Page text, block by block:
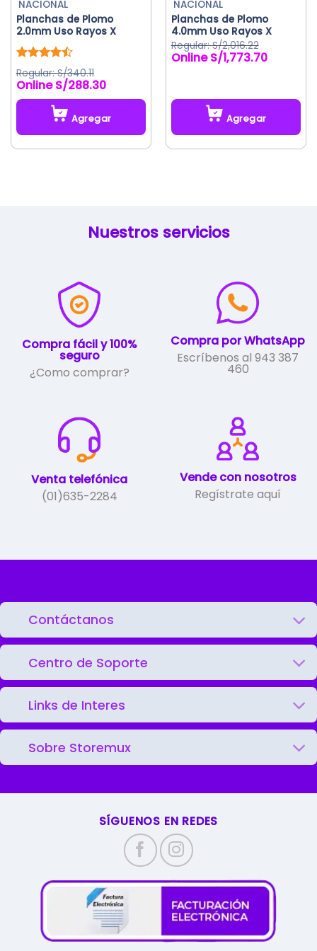
página
de
producto
Planchas de Plomo
2.0mm Uso Rayos X
Valorado
con4.50
de 5
NACIONAL
S/340.11
S/288.30
Agregar
producto
Planchas de Plomo
4.0mm Uso Rayos X
NACIONAL
S/2,016.22
El
S/2,016.22.
S/1,773.70El
S/1,773.70.
Agregar
Nuestros servicios
Compra fácil y 100%
seguro
¿Como comprar?
Compra por WhatsApp
Escríbenos al 943 387
460
Venta telefónica
(01)635-2284
Vende con nosotros
Regístrate aquí
Contáctanos
Centro de Soporte
Links de Interes
Sobre Storemux
SÍGUENOS EN REDES